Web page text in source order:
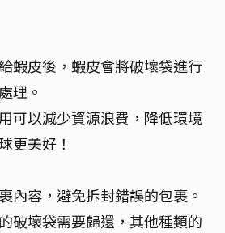
蝦皮後，蝦皮會將破壞袋進行
理。
可以減少資源浪費，降低環境
更美好！
內容，避免拆封錯誤的包裹。
破壞袋需要歸還，其他種類的